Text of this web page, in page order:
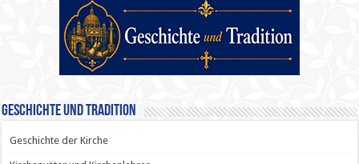
Geschichte und Tradition
Geschichte der Kirche